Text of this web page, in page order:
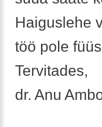
Haiguslehe
töö pole
Tervitades,
dr. Anu